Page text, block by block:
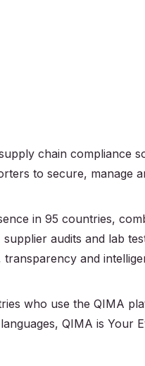
chain compliance
to secure, manage
in 95 countries,
audits and lab
and
who use the QIMA
QIMA is Your